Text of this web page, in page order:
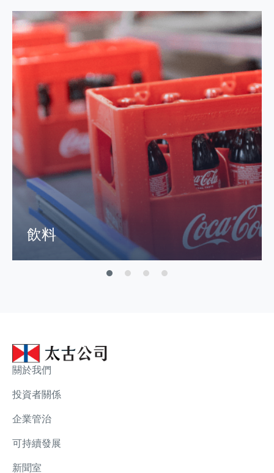
飲料
關於我們
投資者關係
企業管治
可持續發展
新聞室